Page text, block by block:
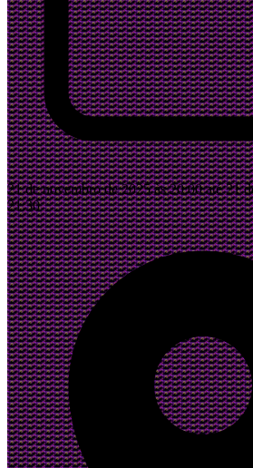
21 de novembro de 2025 às 20:00 até 21
21:30